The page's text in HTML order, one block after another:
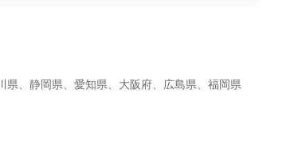
、静岡県、愛知県、大阪府、広島県、福岡県